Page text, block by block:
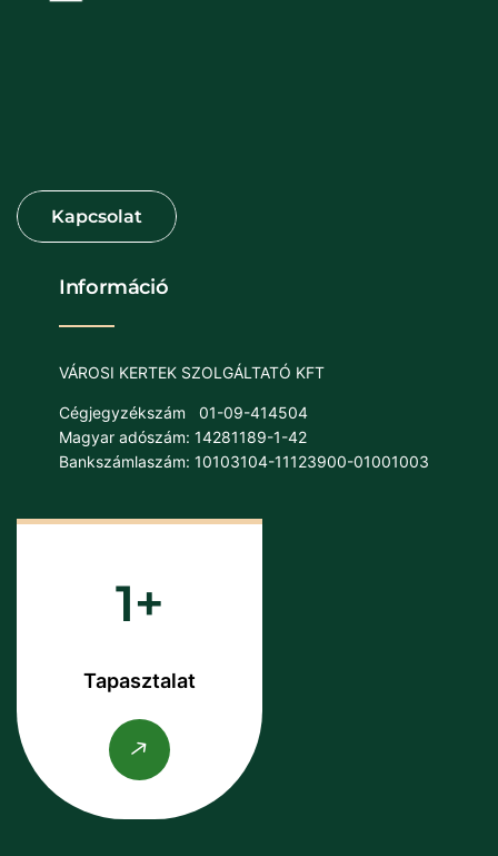
Információ
VÁROSI KERTEK SZOLGÁLTATÓ KFT
Cégjegyzékszám
01-09-414504
Magyar adószám: 14281189-1-42
Bankszámlaszám: 10103104-11123900-01001003
1
Tapasztalat